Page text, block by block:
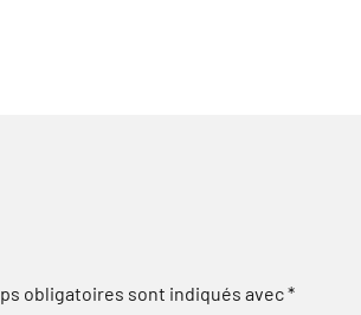
obligatoires sont indiqués avec*